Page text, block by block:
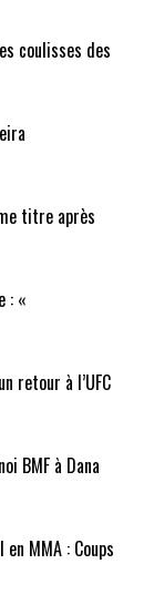
coulisses des
titre après
: «
retour à l’UFC
BMF à Dana
MMA : Coups